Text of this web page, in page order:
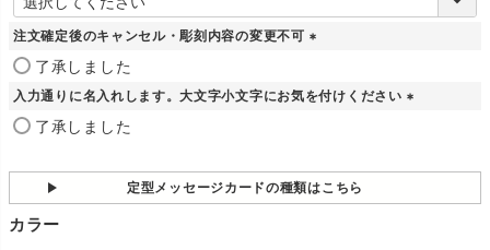
必
須
注文確定後のキャンセル・彫刻内容の変更不可
須
了承しました
入力通りに名入れします。大文字小文字にお気を付けください
了承しました
定型メッセージカードの種類はこちら
カラー